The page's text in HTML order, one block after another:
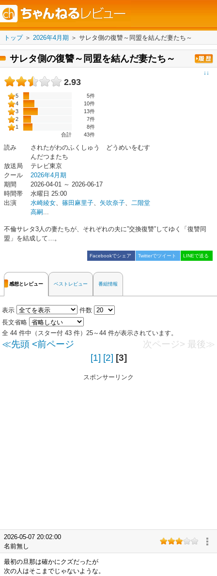
トップ＞ 2026年4月期 ＞ サレタ側の復讐～同盟を結んだ妻たち～
サレタ側の復讐～同盟を結んだ妻たち～
↓↓
2.93
5
5件
4
10件
3
13件
2
7件
1
8件
合計
43件
読み
されたがわのふくしゅう どうめいをむす
んだつまたち
放送局
テレビ東京
クール
2026年4月期
期間
2026-04-01 ～ 2026-06-17
時間帯
水曜日 25:00
出演
水崎綾女、 篠田麻里子、 矢吹奈子、 二階堂
高嗣 ...
不倫サレタ3人の妻たちが、それぞれの夫に”交換復讐”してゆく「復讐同
盟」を結成して…。
Facebookでシェア Twitterでツイート LINEで送る
感想とレビュー ベストレビュー 番組情報
表示
件数
長文省略
全 44 件中（スター付 43 件）25～44 件が表示されています。
≪先頭 <前ページ 次ページ> 最後≫
[1] [2] [3]
スポンサーリンク
2026-05-07 20:02:00
名前無し
最初の旦那は確かにクズだったが
次の人はそこまでじゃないような。